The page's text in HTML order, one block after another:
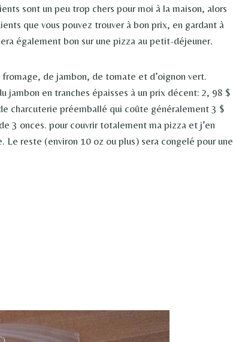
sont un peu trop chers pour moi à la maison, alors
que vous pouvez trouver à bon prix, en gardant à
également bon sur une pizza au petit-déjeuner.
de jambon, de tomate et d’oignon vert.
jambon en tranches épaisses à un prix décent: 2, 98 $
charcuterie préemballé qui coûte généralement 3 $
3 onces. pour couvrir totalement ma pizza et j’en
reste (environ 10 oz ou plus) sera congelé pour une